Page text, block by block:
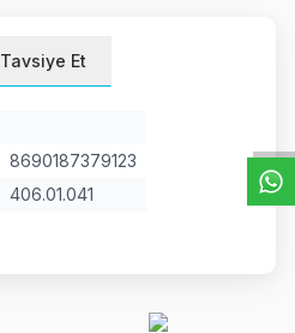
Tavsiye Et
8690187379123
406.01.041